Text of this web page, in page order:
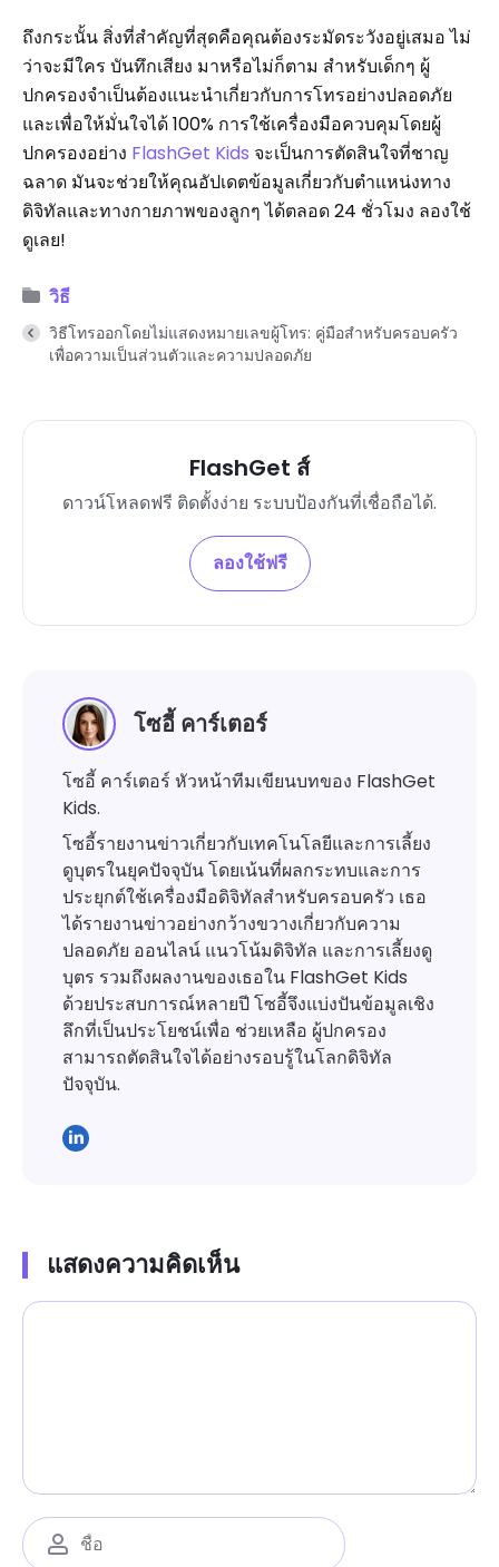
ถึงกระนั้น สิ่งที่สำคัญที่สุดคือคุณต้องระมัดระวังอยู่เสมอ ไม่
ว่าจะมีใคร บันทึกเสียง มาหรือไม่ก็ตาม สำหรับเด็กๆ ผู้
ปกครองจำเป็นต้องแนะนำเกี่ยวกับการโทรอย่างปลอดภัย
และเพื่อให้มั่นใจได้ 100% การใช้เครื่องมือควบคุมโดยผู้
ปกครองอย่าง FlashGet Kids จะเป็นการตัดสินใจที่ชาญ
ฉลาด มันจะช่วยให้คุณอัปเดตข้อมูลเกี่ยวกับตำแหน่งทาง
ดิจิทัลและทางกายภาพของลูกๆ ได้ตลอด 24 ชั่วโมง ลองใช้
ดูเลย!
วิธี
วิธีโทรออกโดยไม่แสดงหมายเลขผู้โทร: คู่มือสำหรับครอบครัว
เพื่อความเป็นส่วนตัวและความปลอดภัย
FlashGet ส์
ดาวน์โหลดฟรี ติดตั้งง่าย ระบบป้องกันที่เชื่อถือได้.
ลองใช้ฟรี
โซอี้ คาร์เตอร์
โซอี้ คาร์เตอร์ หัวหน้าทีมเขียนบทของ FlashGet
Kids.
โซอี้รายงานข่าวเกี่ยวกับเทคโนโลยีและการเลี้ยง
ดูบุตรในยุคปัจจุบัน โดยเน้นที่ผลกระทบและการ
ประยุกต์ใช้เครื่องมือดิจิทัลสำหรับครอบครัว เธอ
ได้รายงานข่าวอย่างกว้างขวางเกี่ยวกับความ
ปลอดภัย ออนไลน์ แนวโน้มดิจิทัล และการเลี้ยงดู
บุตร รวมถึงผลงานของเธอใน FlashGet Kids
ด้วยประสบการณ์หลายปี โซอี้จึงแบ่งปันข้อมูลเชิง
ลึกที่เป็นประโยชน์เพื่อ ช่วยเหลือ ผู้ปกครอง
สามารถตัดสินใจได้อย่างรอบรู้ในโลกดิจิทัล
ปัจจุบัน.
แสดงความคิดเห็น